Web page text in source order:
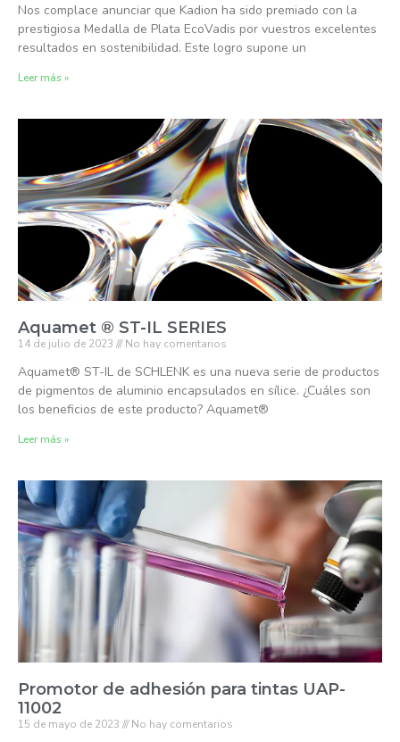
Nos complace anunciar que Kadion ha sido premiado con la
prestigiosa Medalla de Plata EcoVadis por vuestros excelentes
resultados en sostenibilidad. Este logro supone un
Leer más »
Aquamet ® ST-IL SERIES
14 de julio de 2023 No hay comentarios
Aquamet® ST-IL de SCHLENK es una nueva serie de productos
de pigmentos de aluminio encapsulados en sílice. ¿Cuáles son
los beneficios de este producto? Aquamet®
Leer más »
Promotor de adhesión para tintas UAP-
11002
15 de mayo de 2023 No hay comentarios